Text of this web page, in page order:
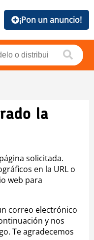
¡Pon un anuncio!
la
solicitada.
en la URL o
web para
correo electrónico
y nos
Te agradecemos